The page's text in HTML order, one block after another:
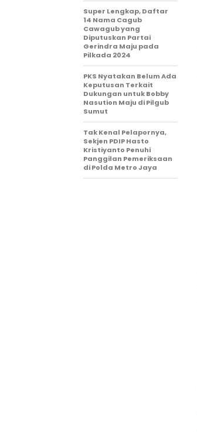
Super Lengkap, Daftar
14 Nama Cagub
Cawagub yang
Diputuskan Partai
Gerindra Maju pada
Pilkada 2024
PKS Nyatakan Belum Ada
Keputusan Terkait
Dukungan untuk Bobby
Nasution Maju di Pilgub
Sumut
Tak Kenal Pelapornya,
Sekjen PDIP Hasto
Kristiyanto Penuhi
Panggilan Pemeriksaan
di Polda Metro Jaya